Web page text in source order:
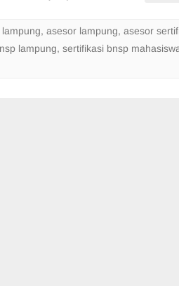
, asesor lampung, asesor
lampung, sertifikasi bnsp